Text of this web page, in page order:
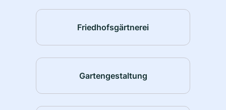
Friedhofsgärtnerei
Gartengestaltung